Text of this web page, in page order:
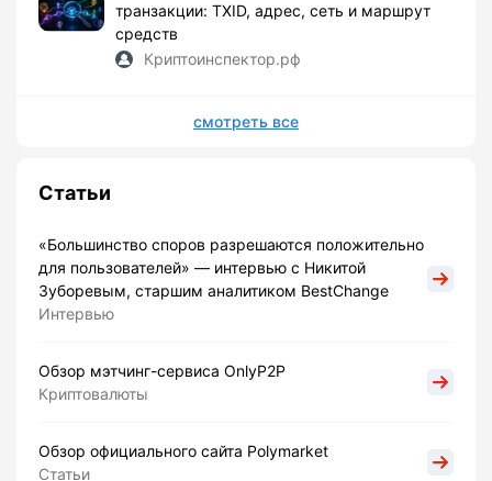
транзакции: TXID, адрес, сеть и маршрут
средств
Криптоинспектор.рф
смотреть все
Статьи
«Большинство споров разрешаются положительно
для пользователей» — интервью с Никитой
Зуборевым, старшим аналитиком BestChange
Интервью
Обзор мэтчинг-сервиса OnlyP2P
Криптовалюты
Обзор официального сайта Polymarket
Статьи